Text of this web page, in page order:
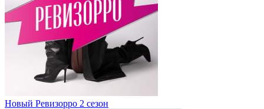
Новый Ревизорро 2 сезон